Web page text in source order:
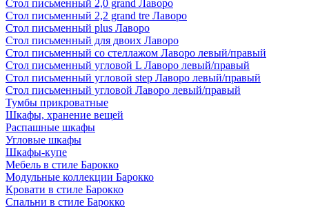
Стол письменный 2,0 grand Лаворо
Стол письменный 2,2 grand tre Лаворо
Стол письменный plus Лаворо
Стол письменный для двоих Лаворо
Стол письменный со стеллажом Лаворо левый/правый
Стол письменный угловой L Лаворо левый/правый
Стол письменный угловой step Лаворо левый/правый
Стол письменный угловой Лаворо левый/правый
Тумбы прикроватные
Шкафы, хранение вещей
Распашные шкафы
Угловые шкафы
Шкафы-купе
Мебель в стиле Барокко
Модульные коллекции Барокко
Кровати в стиле Барокко
Спальни в стиле Барокко